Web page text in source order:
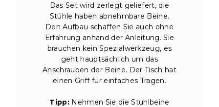
Das Set wird zerlegt geliefert, die
Stühle haben abnehmbare Beine.
Den Aufbau schaffen Sie auch ohne
Erfahrung anhand der Anleitung. Sie
brauchen kein Spezialwerkzeug, es
geht hauptsächlich um das
Anschrauben der Beine. Der Tisch hat
einen Griff für einfaches Tragen.
Tipp: Nehmen Sie die Stuhlbeine